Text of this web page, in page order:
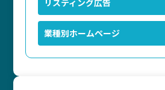
リスティング広告
業種別ホームページ